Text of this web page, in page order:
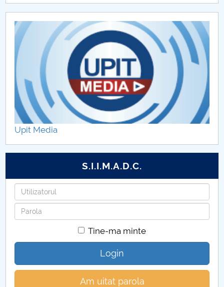
Upit Media
S.I.I.M.A.D.C.
Utilizatorul
Parola
Tine-ma minte
Login
Am uitat parola